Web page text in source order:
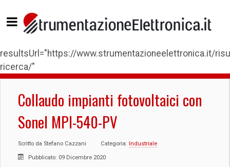
resultsUrl="https://www.strumentazioneelettronica.it/
ricerca/"
Collaudo impianti fotovoltaici con
Sonel MPI-540-PV
Scritto da Stefano Cazzani Categoria: Industriale
Pubblicato: 09 Dicembre 2020